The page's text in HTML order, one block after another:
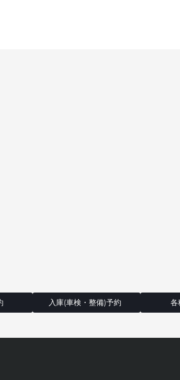
入庫(車検・整備)予約 各